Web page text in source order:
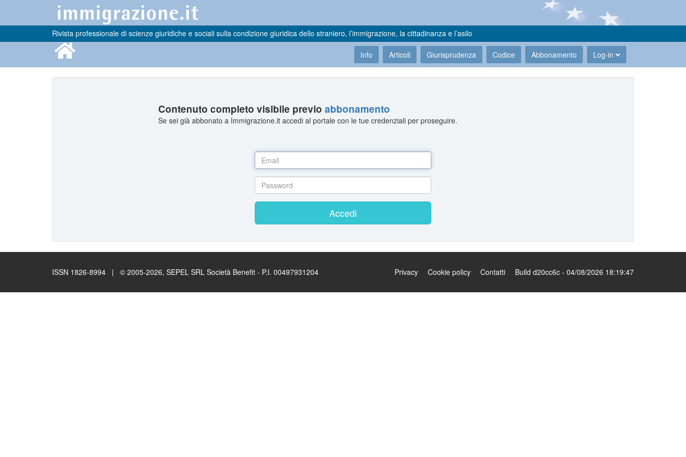
Rivista professionale di scienze giuridiche e sociali sulla condizione giuridica dello straniero, l’immigrazione, la cittadinanza e l’asilo
Info Articoli Giurisprudenza Codice Abbonamento Log-in
Contenuto completo visibile previoabbonamento
Se sei già abbonato a Immigrazione.it accedi al portale con le tue credenziali per proseguire.
Accedi
ISSN 1826-8994 | © 2005-2026, SEPEL SRL Società Benefit - P.I. 00497931204 Privacy Cookie policy Contatti Build d20cc6c - 04/08/2026 18:19:47